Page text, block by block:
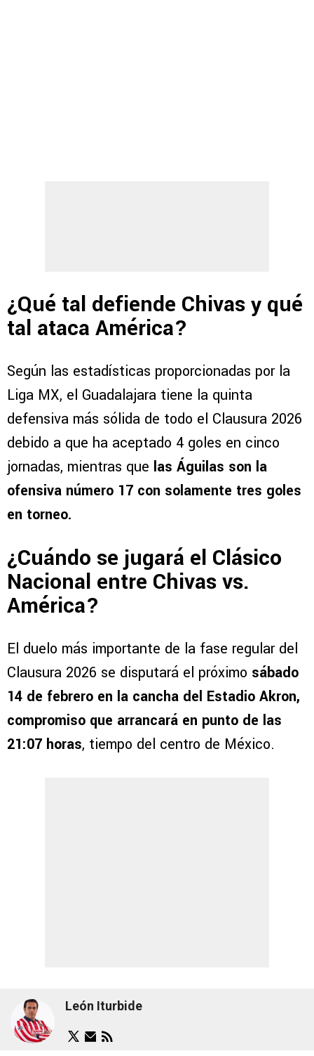
¿Qué tal defiende Chivas y qué
tal ataca América?
Según las estadísticas proporcionadas por la
Liga MX, el Guadalajara tiene la quinta
defensiva más sólida de todo el Clausura 2026
debido a que ha aceptado 4 goles en cinco
jornadas, mientras que las Águilas son la
ofensiva número 17 con solamente tres goles
en torneo.
¿Cuándo se jugará el Clásico
Nacional entre Chivas vs.
América?
El duelo más importante de la fase regular del
Clausura 2026 se disputará el próximo sábado
14 de febrero en la cancha del Estadio Akron,
compromiso que arrancará en punto de las
21:07 horas, tiempo del centro de México.
León Iturbide